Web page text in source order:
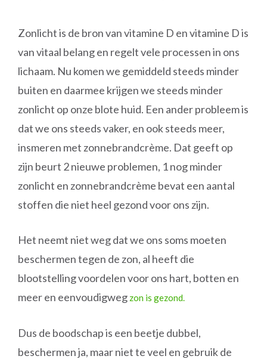
Zonlicht is de bron van vitamine D en vitamine D is
van vitaal belang en regelt vele processen in ons
lichaam. Nu komen we gemiddeld steeds minder
buiten en daarmee krijgen we steeds minder
zonlicht op onze blote huid. Een ander probleem is
dat we ons steeds vaker, en ook steeds meer,
insmeren met zonnebrandcrème. Dat geeft op
zijn beurt 2 nieuwe problemen, 1 nog minder
zonlicht en zonnebrandcrème bevat een aantal
stoffen die niet heel gezond voor ons zijn.
Het neemt niet weg dat we ons soms moeten
beschermen tegen de zon, al heeft die
blootstelling voordelen voor ons hart, botten en
meer en eenvoudigweg zon is gezond.
Dus de boodschap is een beetje dubbel,
beschermen ja, maar niet te veel en gebruik de